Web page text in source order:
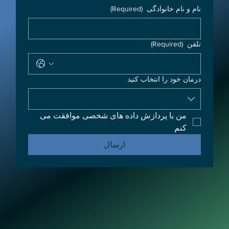
نام و نام خانوادگی (Required)
تلفن (Required)
درمان خود را انتخاب کنید
کنم
ارسال